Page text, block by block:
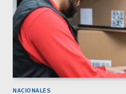
NACIONALES